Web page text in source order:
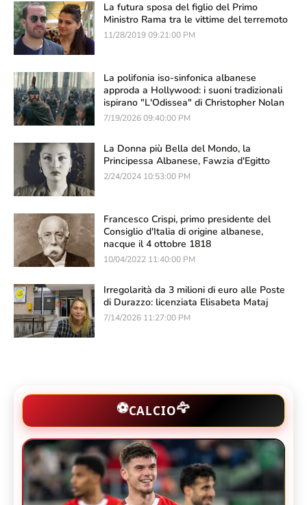
La futura sposa del figlio del Primo
Ministro Rama tra le vittime del terremoto
11/28/2019 09:21:00 PM
La polifonia iso-sinfonica albanese
approda a Hollywood: i suoni tradizionali
ispirano "L'Odissea" di Christopher Nolan
7/19/2026 09:40:00 PM
La Donna più Bella del Mondo, la
Principessa Albanese, Fawzia d'Egitto
2/24/2024 10:53:00 PM
Francesco Crispi, primo presidente del
Consiglio d'Italia di origine albanese,
nacque il 4 ottobre 1818
10/04/2022 11:40:00 PM
Irregolarità da 3 milioni di euro alle Poste
di Durazzo: licenziata Elisabeta Mataj
7/14/2026 11:27:00 PM
⚽CALCIO🦅